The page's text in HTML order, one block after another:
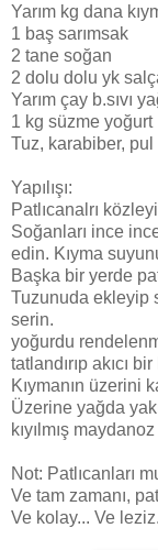
Yarım kg dana
1 baş sarımsak
2 tane soğan
2 dolu dolu yk
Yarım çay b.sıvı
1 kg süzme yoğurt
Tuz, karabiber, pul
Yapılışı:
Patlıcanalrı
Soğanları ince
edin. Kıyma
Başka bir yerde
Tuzunuda ekleyip
serin.
yoğurdu
tatlandırıp akıcı
Kıymanın üzerini
Üzerine yağda
kıyılmış
Not: Patlıcanları
Ve tam zamanı,
Ve kolay... Ve